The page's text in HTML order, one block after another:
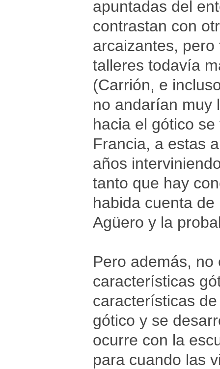
apuntadas del
contrastan con
arcaizantes,
talleres todavía
(Carrión, e
no andarían muy
hacia el gótico
Francia, a estas
años
tanto que hay
habida cuenta
Agüero y la
Pero además,
características
características
gótico y se
ocurre con la
para cuando las